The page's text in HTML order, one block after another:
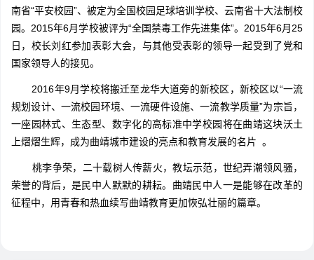
南省“平安校园”、被定为全国校园足球培训学校、云南省十大法制校
园。2015年6月学校被评为“全国禁毒工作先进集体”。2015年6月25
日，校长刘红参加表彰大会，与其他受表彰的领导一起受到了党和
国家领导人的接见。
2016年9月学校将搬迁至龙华大道旁的新校区，新校区以“一流
规划设计、一流校园环境、一流硬件设施、一流教学质量”为宗旨，
一座园林式、生态型、数字化的高标准中学校园将在曲靖这块沃土
上熠熠生辉，成为曲靖城市建设的亮点和教育发展的名片 。
桃李争荣，二十载树人传薪火，教坛示范，世纪弄潮领风骚，
荣誉的背后，是民中人默默的耕耘。曲靖民中人一是能够在改革的
征程中，用青春和热血续写曲靖教育更加恢弘壮丽的篇章。